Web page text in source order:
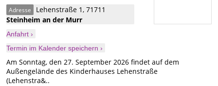
Adresse Lehenstraße 1,71711
Steinheim an der Murr
Anfahrt ›
Termin im Kalender speichern ›
Am Sonntag, den 27. September 2026 findet auf dem
Außengelände des Kinderhauses Lehenstraße
(Lehenstra&..